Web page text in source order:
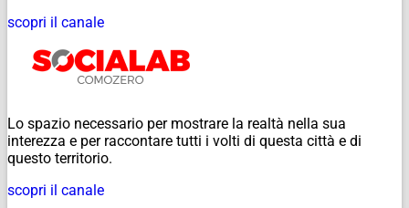
scopri il canale
Lo spazio necessario per mostrare la realtà nella sua
interezza e per raccontare tutti i volti di questa città e di
questo territorio.
scopri il canale